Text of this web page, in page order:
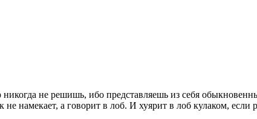
не решишь, ибо представляешь из себя
намекает, а говорит в лоб. И хуярит в лоб кулаком, если